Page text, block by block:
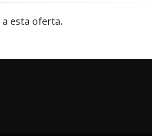
esta oferta.